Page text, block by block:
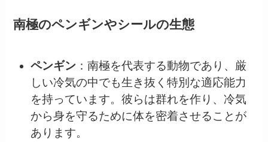
南極のペンギンやシールの生態
ペンギン ：南極を代表する動物であり、厳
しい冷気の中でも生き抜く特別な適応能力
を持っています。彼らは群れを作り、冷気
から身を守るために体を密着させることが
あります。